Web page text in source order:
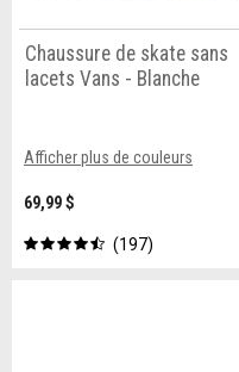
Chaussure de skate sans
lacets Vans - Blanche
Afficher plus de couleurs
69,99 $
197